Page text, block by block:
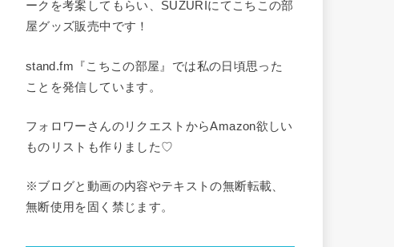
ークを考案してもらい、SUZURIにてこちこの部
屋グッズ販売中です！
stand.fm『こちこの部屋』では私の日頃思った
ことを発信しています。
フォロワーさんのリクエストからAmazon欲しい
ものリストも作りました♡
※ブログと動画の内容やテキストの無断転載、
無断使用を固く禁じます。